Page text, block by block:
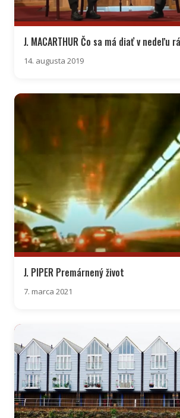
J. MACARTHUR Čo sa má diať v nedeľu
14. augusta 2019
J. PIPER Premárnený život
7. marca 2021